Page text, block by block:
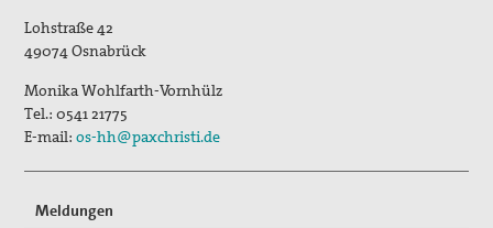
Lohstraße 42
49074Osnabrück
Monika Wohlfarth-Vornhülz
Tel.:0541 21775
E-mail:os-hh@paxchristi.de
Meldungen